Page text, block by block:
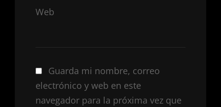
Web
Guarda mi nombre, correo
electrónico y web en este
navegador para la próxima vez que